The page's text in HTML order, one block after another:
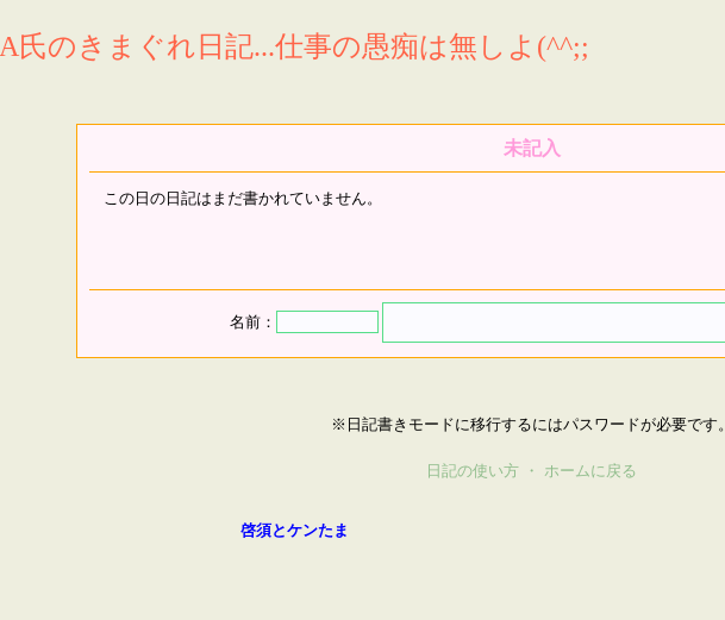
A氏のきまぐれ日記...仕事の愚痴は無しよ(^^;;
未記入
この日の日記はまだ書かれていません。
名前：
※日記書きモードに移行するにはパスワードが必要です。
日記の使い方 ・ ホームに戻る
啓須とケンたま